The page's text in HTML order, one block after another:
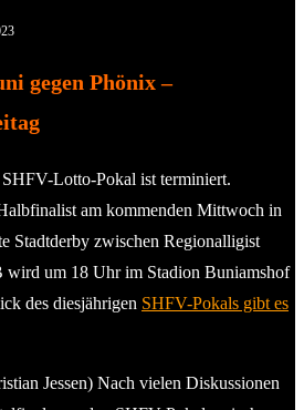
gegen Phönix –
Lotto-Pokal ist terminiert.
am kommenden Mittwoch in
Stadtderby zwischen Regionalligist
um 18 Uhr im Stadion Buniamshof
des diesjährigen SHFV-Pokals gibt es
Jessen) Nach vielen Diskussionen